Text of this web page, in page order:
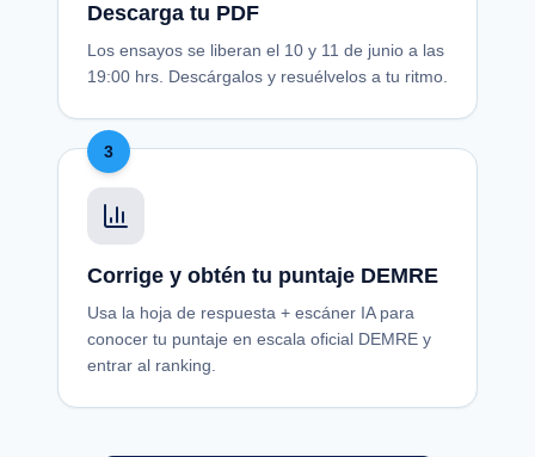
Descarga tu PDF
Los ensayos se liberan el 10 y 11 de junio a las
19:00 hrs. Descárgalos y resuélvelos a tu ritmo.
3
Corrige y obtén tu puntaje DEMRE
Usa la hoja de respuesta + escáner IA para
conocer tu puntaje en escala oficial DEMRE y
entrar al ranking.